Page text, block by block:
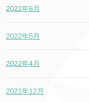
2022年6月
2022年5月
2022年4月
2021年12月